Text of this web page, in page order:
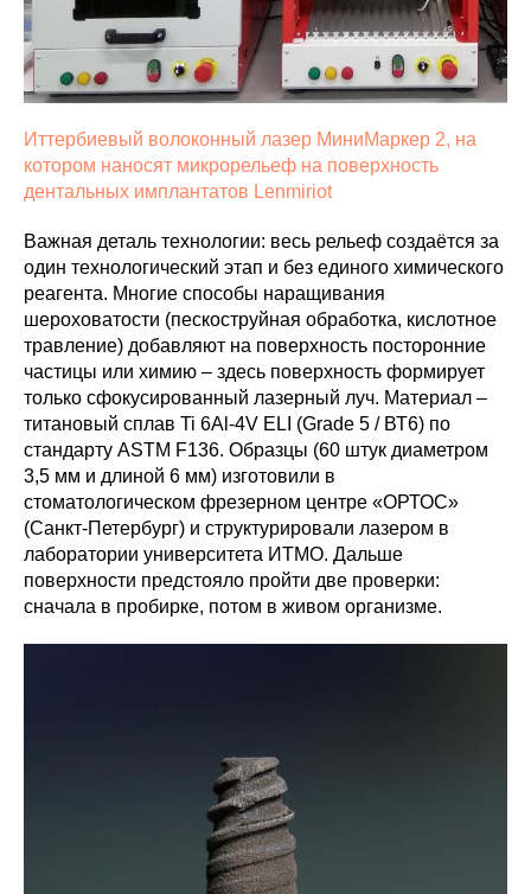
Иттербиевый волоконный лазер МиниМаркер 2, на
котором наносят микрорельеф на поверхность
дентальных имплантатов Lenmiriot
Важная деталь технологии: весь рельеф создаётся за
один технологический этап и без единого химического
реагента. Многие способы наращивания
шероховатости (пескоструйная обработка, кислотное
травление) добавляют на поверхность посторонние
частицы или химию – здесь поверхность формирует
только сфокусированный лазерный луч. Материал –
титановый сплав Ti 6Al-4V ELI (Grade 5 / ВТ6) по
стандарту ASTM F136. Образцы (60 штук диаметром
3,5 мм и длиной 6 мм) изготовили в
стоматологическом фрезерном центре «ОРТОС»
(Санкт-Петербург) и структурировали лазером в
лаборатории университета ИТМО. Дальше
поверхности предстояло пройти две проверки:
сначала в пробирке, потом в живом организме.